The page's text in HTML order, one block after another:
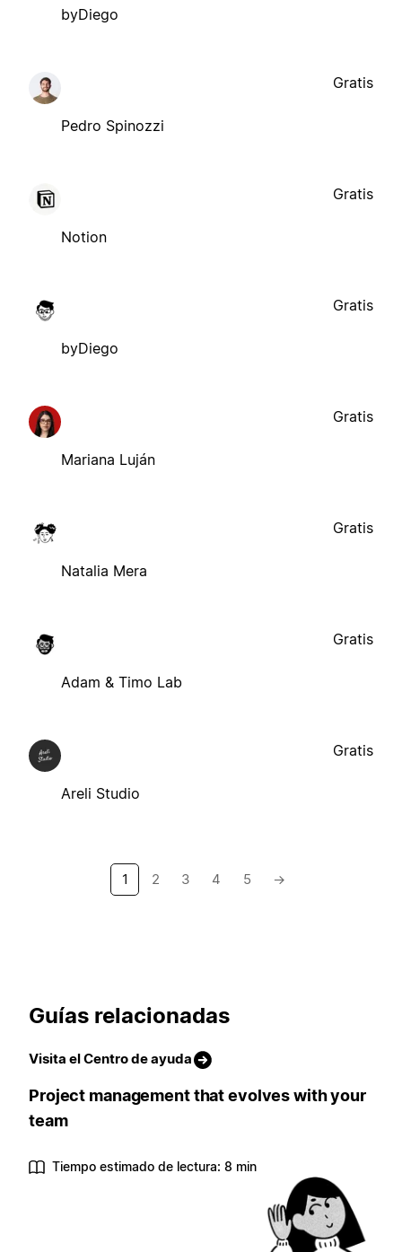
byDiego
Pedro Spinozzi
Gratis
Notion
Gratis
byDiego
Gratis
Mariana Luján
Gratis
Natalia Mera
Gratis
Adam & Timo Lab
Gratis
Areli Studio
Gratis
1 2 3 4 5 →
Guías relacionadas
Visita el Centro de ayuda
Project management that evolves with your
team
Tiempo estimado de lectura: 8 min